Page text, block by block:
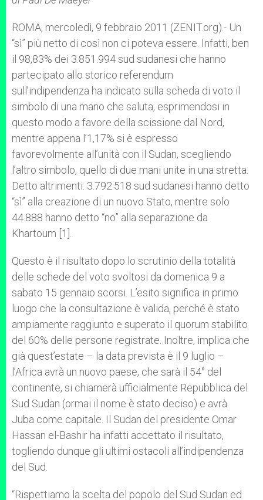
r
ROMA, mercoledì, 9 febbraio 2011 (ZENIT.org).- Un
“sì” più netto di così non ci poteva essere. Infatti, ben
il 98,83% dei 3.851.994 sud sudanesi che hanno
partecipato allo storico referendum
sull’indipendenza ha indicato sulla scheda di voto il
simbolo di una mano che saluta, esprimendosi in
questo modo a favore della scissione dal Nord,
mentre appena l’1,17% si è espresso
favorevolmente all’unità con il Sudan, scegliendo
l’altro simbolo, quello di due mani unite in una stretta.
Detto altrimenti: 3.792.518 sud sudanesi hanno detto
“sì” alla creazione di un nuovo Stato, mentre solo
44.888 hanno detto “no” alla separazione da
Khartoum [1].
Questo è il risultato dopo lo scrutinio della totalità
delle schede del voto svoltosi da domenica 9 a
sabato 15 gennaio scorsi. L’esito significa in primo
luogo che la consultazione è valida, perché è stato
ampiamente raggiunto e superato il quorum stabilito
del 60% delle persone registrate. Inoltre, implica che
già quest’estate – la data prevista è il 9 luglio –
l’Africa avrà un nuovo paese, che sarà il 54° del
continente, si chiamerà ufficialmente Repubblica del
Sud Sudan (ormai il nome è stato deciso) e avrà
Juba come capitale. Il Sudan del presidente Omar
Hassan el-Bashir ha infatti accettato il risultato,
togliendo dunque gli ultimi ostacoli all’indipendenza
del Sud.
“Rispettiamo la scelta del popolo del Sud Sudan ed